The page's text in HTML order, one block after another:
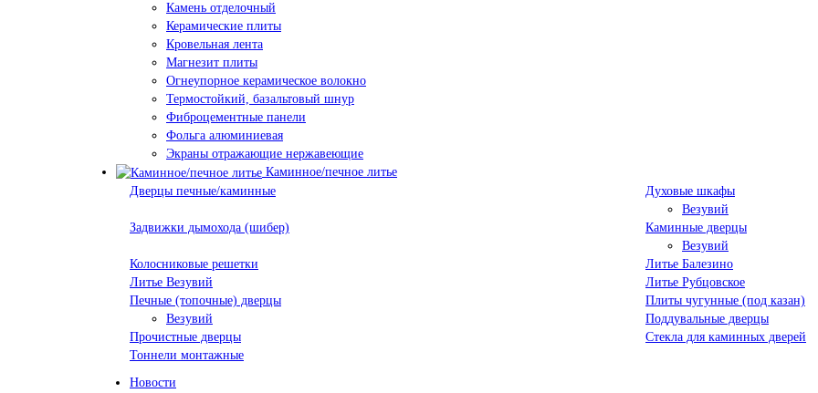
Камень отделочный
Керамические плиты
Кровельная лента
Магнезит плиты
Огнеупорное керамическое волокно
Термостойкий, базальтовый шнур
Фиброцементные панели
Фольга алюминиевая
Экраны отражающие нержавеющие
Каминное/печное литье
Дверцы печные/каминные
Духовые шкафы
Везувий
Задвижки дымохода (шибер)
Каминные дверцы
Везувий
Колосниковые решетки
Литье Балезино
Литье Везувий
Литье Рубцовское
Печные (топочные) дверцы
Везувий
Плиты чугунные (под казан)
Поддувальные дверцы
Прочистные дверцы
Стекла для каминных дверей
Тоннели монтажные
Новости